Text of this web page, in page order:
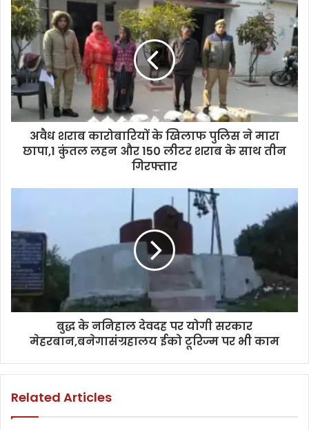
अवैध शराब कारोबारियों के खिलाफ पुलिस ने मारा
छापा,1 कुंतल लहन और 150 लीटर शराब के साथ तीन
गिरफ्तार
बुद्ध के ननिहाल देवदह पर योगी सरकार
मेहरबान,बनेगासंग्रहालय ईको टूरिज्म पर भी काम
Related Articles